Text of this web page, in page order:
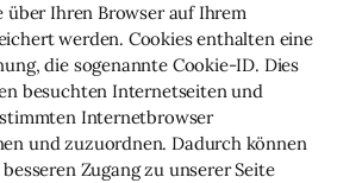
über Ihren Browser auf Ihrem
werden. Cookies enthalten eine
die sogenannte Cookie-ID. Dies
besuchten Internetseiten und
Internetbrowser
und zuzuordnen. Dadurch können
Zugang zu unserer Seite